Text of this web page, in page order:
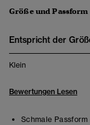
Größe und Passform
Entspricht der
Klein
Bewertungen Lesen
Schmale